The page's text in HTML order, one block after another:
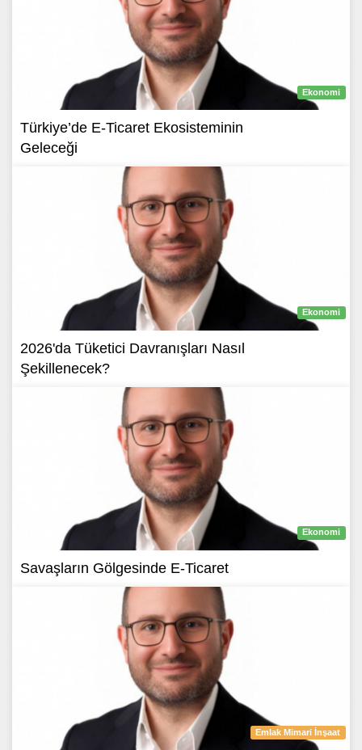
Ekonomi
Türkiye’de E-Ticaret Ekosisteminin
Geleceği
Ekonomi
2026'da Tüketici Davranışları Nasıl
Şekillenecek?
Ekonomi
Savaşların Gölgesinde E-Ticaret
Emlak Mimari İnşaat